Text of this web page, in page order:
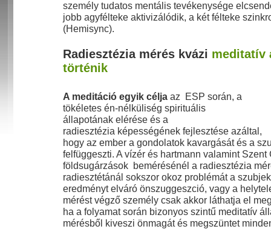
személy tudatos mentális tevékenysége
jobb agyfélteke aktivizálódik, a két félteke
(Hemisync).
Radiesztézia mérés kvázi meditatív
történik
A meditáció egyik célja az ESP során, a
tökéletes én-nélküliség spirituális
állapotának elérése és a
radiesztézia képességének fejlesztése azáltal,
hogy az ember a gondolatok kavargását és a
felfüggeszti. A vízér és hartmann valamint Szent
földsugárzások bemérésénél a radiesztézia
radiesztétánál sokszor okoz problémát a
eredményt elváró önszuggeszció, vagy a
mérést végző személy csak akkor láthatja el
ha a folyamat során bizonyos szintű meditatív
mérésből kiveszi önmagát és megszüntet